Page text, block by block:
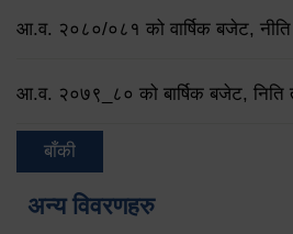
आ.व. २०८०/०८१ को वार्षिक बजेट, नीति
आ.व. २०७९‌_८० को बार्षिक बजेट, निति
बाँकी
अन्य विवरणहरु